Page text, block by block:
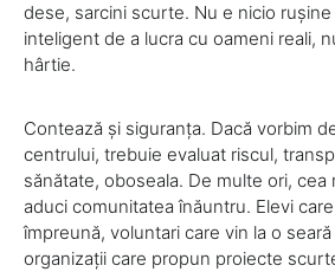
dese, sarcini scurte. Nu e nicio
inteligent de a lucra cu oameni reali,
hârtie.
Contează și siguranța. Dacă vorbim
centrului, trebuie evaluat riscul,
sănătate, oboseala. De multe ori, cea
aduci comunitatea înăuntru. Elevi
împreună, voluntari care vin la o
organizații care propun proiecte